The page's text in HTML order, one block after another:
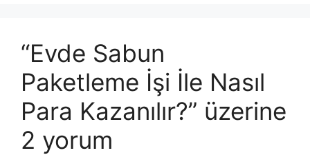
“Evde Sabun
Paketleme İşi İle Nasıl
Para Kazanılır?” üzerine
2 yorum